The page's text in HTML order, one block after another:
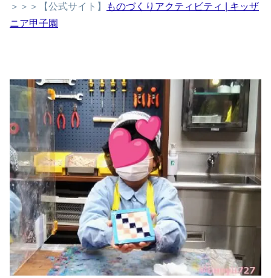
＞＞＞【公式サイト】
ものづくりアクティビティ | キッザ
ニア甲子園